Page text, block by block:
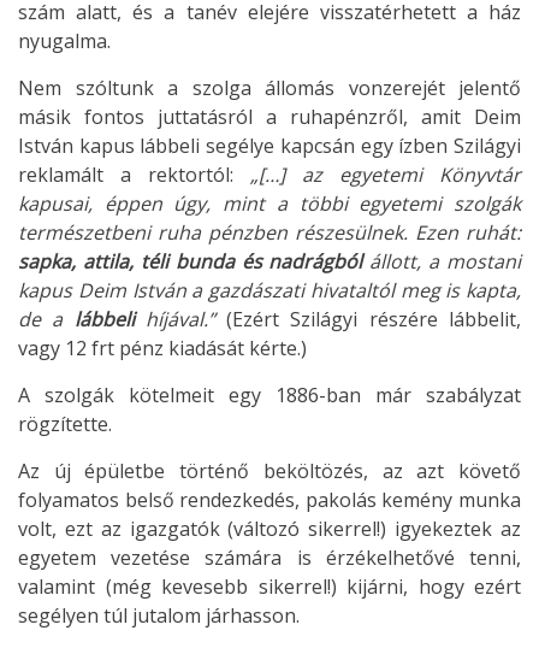
szám alatt, és a tanév elejére visszatérhetett a ház
nyugalma.
Nem szóltunk a szolga állomás vonzerejét jelentő
másik fontos juttatásról a ruhapénzről, amit Deim
István kapus lábbeli segélye kapcsán egy ízben Szilágyi
reklamált a rektortól: „[…] az egyetemi Könyvtár
kapusai, éppen úgy, mint a többi egyetemi szolgák
természetbeni ruha pénzben részesülnek. Ezen ruhát:
sapka, attila, téli bunda és nadrágbólállott, a mostani
kapus Deim István a gazdászati hivataltól meg is kapta,
de a lábbeli híjával.”(Ezért Szilágyi részére lábbelit,
vagy 12 frt pénz kiadását kérte.)
A szolgák kötelmeit egy 1886-ban már szabályzat
rögzítette.
Az új épületbe történő beköltözés, az azt követő
folyamatos belső rendezkedés, pakolás kemény munka
volt, ezt az igazgatók (változó sikerrel!) igyekeztek az
egyetem vezetése számára is érzékelhetővé tenni,
valamint (még kevesebb sikerrel!) kijárni, hogy ezért
segélyen túl jutalom járhasson.